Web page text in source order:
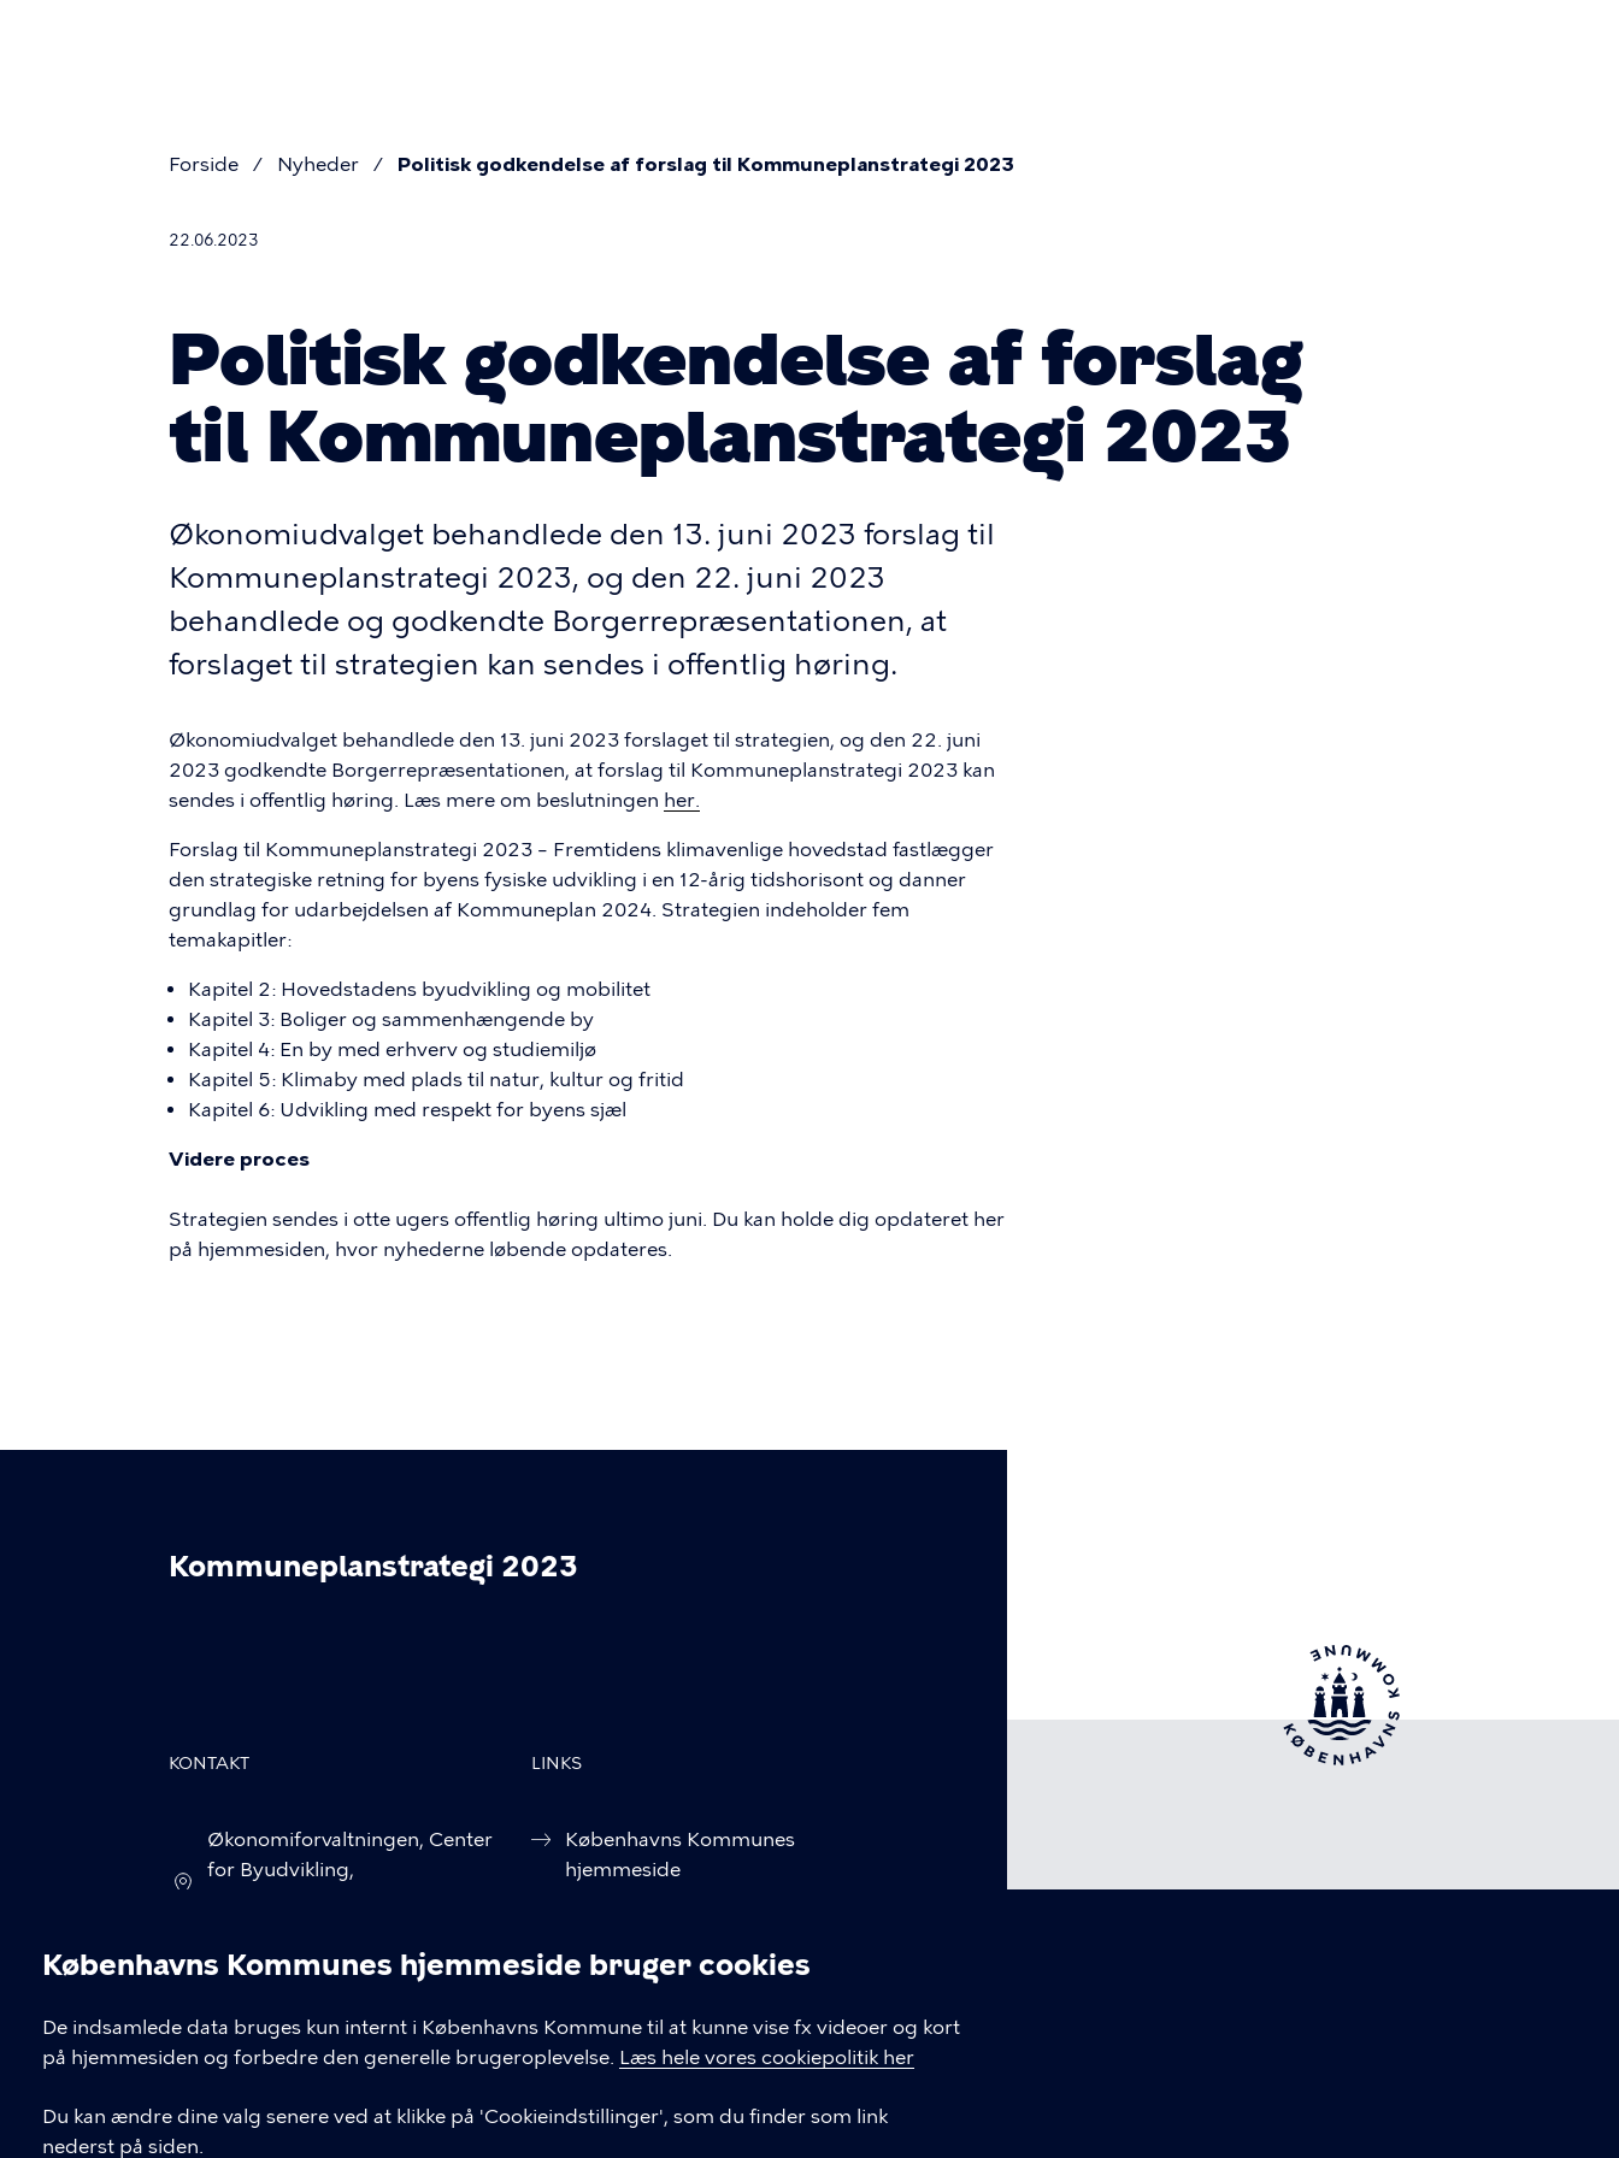
Cookieindstillinger
Københavns Kommunes hjemmeside bruger cookies
De indsamlede data bruges kun internt i Københavns Kommune til at kunne vise fx videoer og kort
på hjemmesiden og forbedre den generelle brugeroplevelse. Læs hele vores cookiepolitik her
Du kan ændre dine valg senere ved at klikke på 'Cookieindstillinger', som du finder som link
nederst på siden.
Brødkrumme
Forside Nyheder Politisk godkendelse af forslag til Kommuneplanstrategi 2023
22.06.2023
Politisk godkendelse af forslag
til Kommuneplanstrategi 2023
Økonomiudvalget behandlede den 13. juni 2023 forslag til
Kommuneplanstrategi 2023, og den 22. juni 2023
behandlede og godkendte Borgerrepræsentationen, at
forslaget til strategien kan sendes i offentlig høring.
Økonomiudvalget behandlede den 13. juni 2023 forslaget til strategien, og den 22. juni
2023 godkendte Borgerrepræsentationen, at forslag til Kommuneplanstrategi 2023 kan
sendes i offentlig høring. Læs mere om beslutningen her.
Forslag til Kommuneplanstrategi 2023 – Fremtidens klimavenlige hovedstad fastlægger
den strategiske retning for byens fysiske udvikling i en 12-årig tidshorisont og danner
grundlag for udarbejdelsen af Kommuneplan 2024. Strategien indeholder fem
temakapitler:
Kapitel 2: Hovedstadens byudvikling og mobilitet
Kapitel 3: Boliger og sammenhængende by
Kapitel 4: En by med erhverv og studiemiljø
Kapitel 5: Klimaby med plads til natur, kultur og fritid
Kapitel 6: Udvikling med respekt for byens sjæl
Videre proces
Strategien sendes i otte ugers offentlig høring ultimo juni. Du kan holde dig opdateret her
på hjemmesiden, hvor nyhederne løbende opdateres.
Kommuneplanstrategi 2023
KONTAKT
Økonomiforvaltningen, Center
for Byudvikling,
cbu@okf.kk.dk
33 66 33 66
LINKS
Københavns Kommunes
hjemmeside
Tilgængelighedserklæring
Cookiepolitik